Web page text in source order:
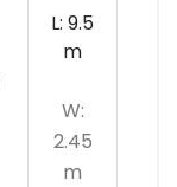
L: 9.5
m
W:
2.45
m